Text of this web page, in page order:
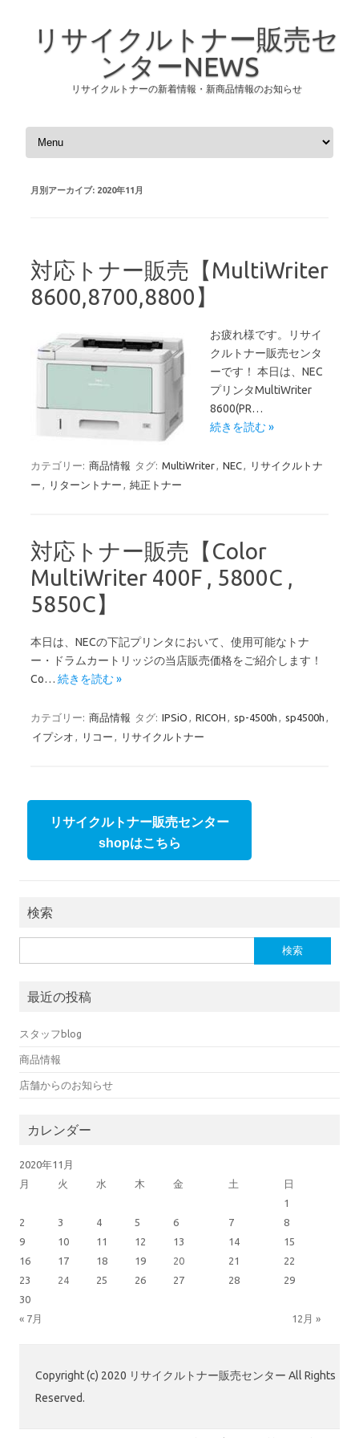
リサイクルトナー販売セ
ンターNEWS
リサイクルトナーの新着情報・新商品情報のお知らせ
コンテンツへスキップ
月別アーカイブ: 2020年11月
対応トナー販売【MultiWriter
8600,8700,8800】
お疲れ様です。リサイ
クルトナー販売センタ
ーです！ 本日は、NEC
プリンタMultiWriter
8600(PR…
続きを読む »
カテゴリー: 商品情報 タグ: MultiWriter, NEC,
リサイクルトナ
ー , リターントナー , 純正トナー
対応トナー販売【Color
MultiWriter 400F , 5800C ,
5850C】
本日は、NECの下記プリンタにおいて、使用可能なトナ
ー・ドラムカートリッジの当店販売価格をご紹介します！
Co… 続きを読む »
カテゴリー: 商品情報 タグ: IPSiO , RICOH , sp-4500h , sp4500h ,
イプシオ , リコー , リサイクルトナー
リサイクルトナー販売センター
shopはこちら
検索
最近の投稿
スタッフblog
商品情報
店舗からのお知らせ
カレンダー
2020年11月
月
火 水 木 金 土 日
« 7月 12月 »
1
2
3 4 5 6 7
8
9
10 11 12 13 14
15
16
17 18 19 20 21
22
23
24 25 26 27 28
29
30
Copyright (c) 2020 リサイクルトナー販売センター All Rights
Reserved.